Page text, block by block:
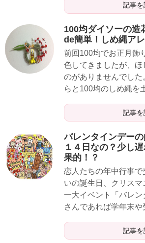
記事を
100均ダイソーの造
de簡単！しめ縄ア
前回100均でお正月飾
色してきましたが、ほ
のがありませんでし
らと100均のしめ縄を
記事を
バレンタインデー
１４日なの？少し
果的！？
恋人たちの年中行事
いの誕生日、クリス
一大イベント「バレ
さんであれば学年末や
記事を